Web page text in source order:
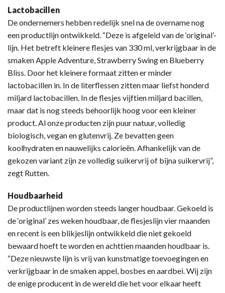
Lactobacillen
De ondernemers hebben redelijk snel na de overname nog
een productlijn ontwikkeld. “Deze is afgeleid van de ‘original’-
lijn. Het betreft kleinere flesjes van 330 ml, verkrijgbaar in de
smaken Apple Adventure, Strawberry Swing en Blueberry
Bliss. Door het kleinere formaat zitten er minder
lactobacillen in. In de literflessen zitten maar liefst honderd
miljard lactobacillen. In de flesjes vijftien miljard bacillen,
maar dat is nog steeds behoorlijk hoog voor een kleiner
product. Al onze producten zijn puur natuur, volledig
biologisch, vegan en glutenvrij. Ze bevatten geen
koolhydraten en nauwelijks calorieën. Afhankelijk van de
gekozen variant zijn ze volledig suikervrij of bijna suikervrij”,
zegt Rutten.
Houdbaarheid
De productlijnen worden steeds langer houdbaar. Gekoeld is
de ‘original’ zes weken houdbaar, de flesjeslijn vier maanden
en recent is een blikjeslijn ontwikkeld die niet gekoeld
bewaard hoeft te worden en achttien maanden houdbaar is.
“Deze nieuwste lijn is vrij van kunstmatige toevoegingen en
verkrijgbaar in de smaken appel, bosbes en aardbei. Wij zijn
de enige producent in de wereld die het voor elkaar heeft